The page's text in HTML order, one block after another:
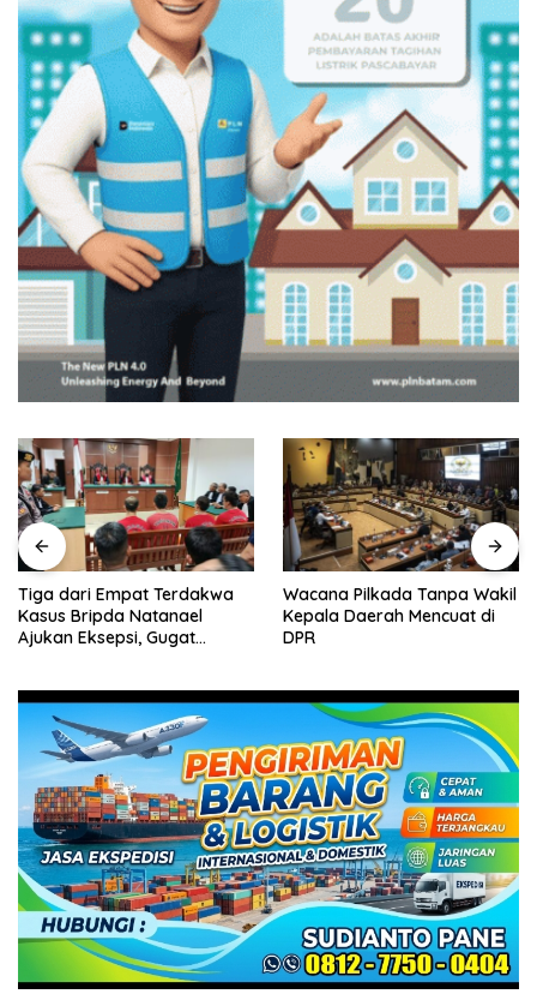
Tiga dari Empat Terdakwa
Kasus Bripda Natanael
Ajukan Eksepsi, Gugat
Wacana Pilkada Tanpa Wakil
Kepala Daerah Mencuat di
DPR